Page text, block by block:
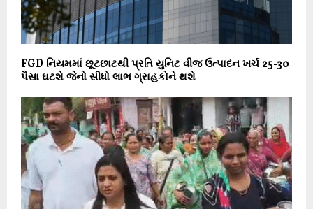
FGD નિયમમાં છૂટછાટથી પ્રતિ યુનિટ વીજ ઉત્પાદન ખર્ચ 25-30
પૈસા ઘટશે જેનો સીધો લાભ ગ્રાહકોને થશે